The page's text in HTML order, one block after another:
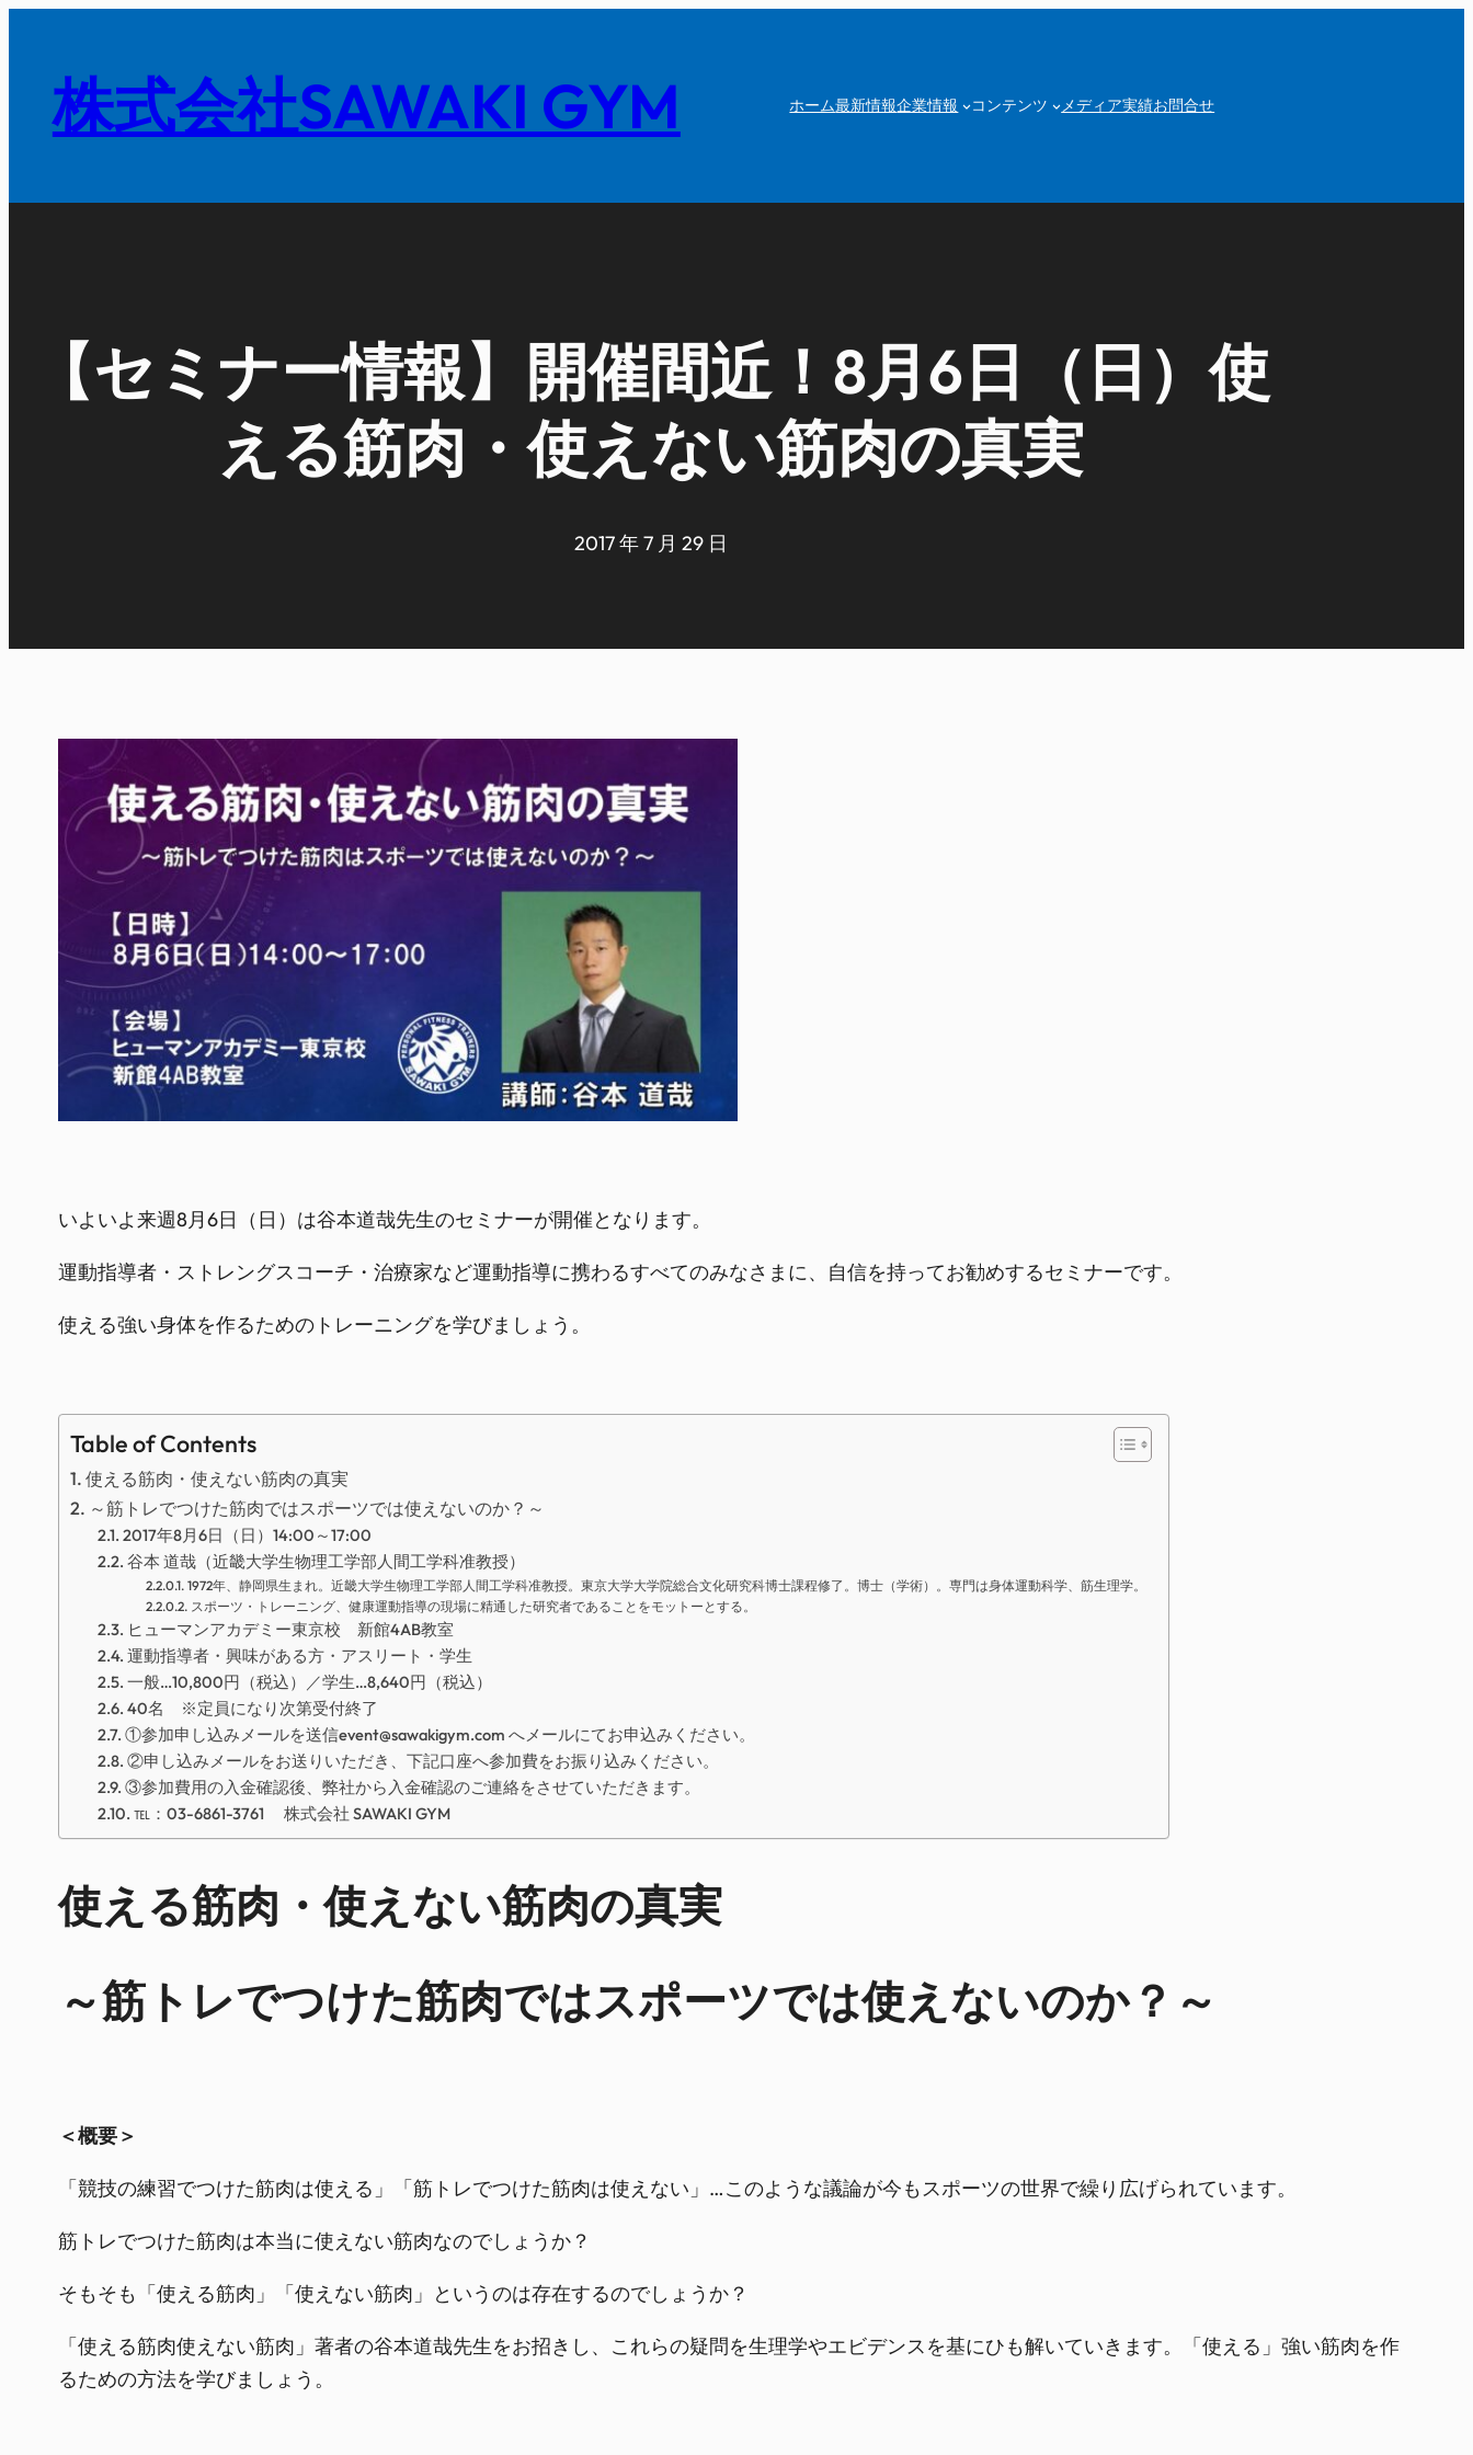
株式会社SAWAKI GYM ホーム最新情報企業情報 コンテンツ メディア実績お問合せ
【セミナー情報】開催間近！8月6日（日）使
える筋肉・使えない筋肉の真実
2017 年 7 月 29 日
いよいよ来週8月6日（日）は谷本道哉先生のセミナーが開催となります。
運動指導者・ストレングスコーチ・治療家など運動指導に携わるすべてのみなさまに、自信を持ってお勧めするセミナーです。
使える強い身体を作るためのトレーニングを学びましょう。
Table of Contents
使える筋肉・使えない筋肉の真実
～筋トレでつけた筋肉ではスポーツでは使えないのか？～
2017年8月6日（日）14:00～17:00
谷本 道哉（近畿大学生物理工学部人間工学科准教授）
1972年、静岡県生まれ。近畿大学生物理工学部人間工学科准教授。東京大学大学院総合文化研究科博士課程修了。博士（学術）。専門は身体運動科学、筋生理学。
スポーツ・トレーニング、健康運動指導の現場に精通した研究者であることをモットーとする。
ヒューマンアカデミー東京校 新館4AB教室
運動指導者・興味がある方・アスリート・学生
一般…10,800円（税込）／学生…8,640円（税込）
40名 ※定員になり次第受付終了
①参加申し込みメールを送信event@sawakigym.com へメールにてお申込みください。
②申し込みメールをお送りいただき、下記口座へ参加費をお振り込みください。
③参加費用の入金確認後、弊社から入金確認のご連絡をさせていただきます。
℡：03-6861-3761 株式会社 SAWAKI GYM
使える筋肉・使えない筋肉の真実
～筋トレでつけた筋肉ではスポーツでは使えないのか？～
＜概要＞
「競技の練習でつけた筋肉は使える」「筋トレでつけた筋肉は使えない」…このような議論が今もスポーツの世界で繰り広げられています。
筋トレでつけた筋肉は本当に使えない筋肉なのでしょうか？
そもそも「使える筋肉」「使えない筋肉」というのは存在するのでしょうか？
「使える筋肉使えない筋肉」著者の谷本道哉先生をお招きし、これらの疑問を生理学やエビデンスを基にひも解いていきます。「使える」強い筋肉を作
るための方法を学びましょう。